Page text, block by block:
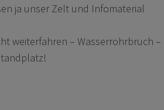
ja unser Zelt und Infomaterial
weiterfahren – Wasserrohrbruch –